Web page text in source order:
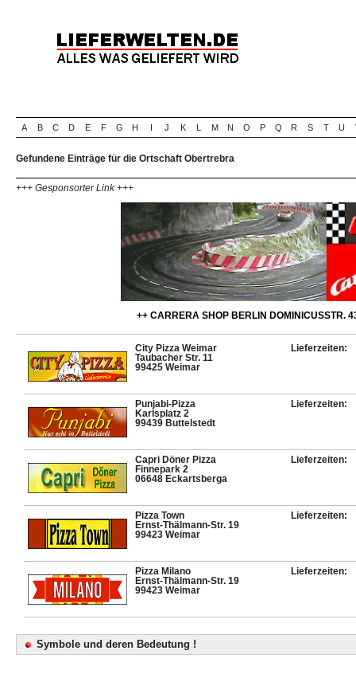
A B C D E F G H I J K L M N O P Q R S T U
Gefundene Einträge für die Ortschaft Obertrebra
+++ Gesponsorter Link +++
++ CARRERA SHOP BERLIN DOMINICUSSTR.
City Pizza Weimar
Taubacher Str. 11
99425 Weimar
Lieferzeiten:
Punjabi-Pizza
Karlsplatz 2
99439 Buttelstedt
Lieferzeiten:
Capri Döner Pizza
Finnepark 2
06648 Eckartsberga
Lieferzeiten:
Pizza Town
Ernst-Thälmann-Str. 19
99423 Weimar
Lieferzeiten:
Pizza Milano
Ernst-Thälmann-Str. 19
99423 Weimar
Lieferzeiten:
Symbole und deren Bedeutung !